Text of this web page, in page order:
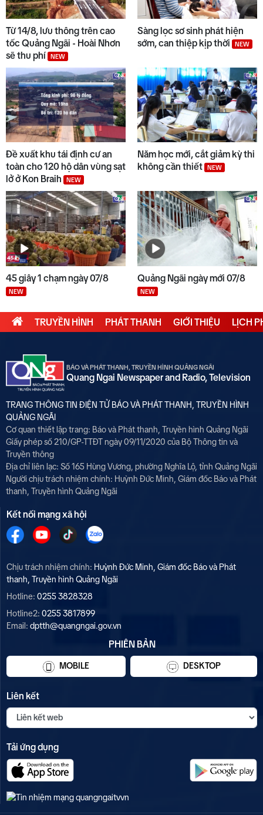
9
Bộ Y tế chấn chỉnh thu thêm
tiền khám BHYT
10
Đẩy nhanh tiến độ các dự án
trọng điểm
Từ 14/8, lưu thông trên cao
tốc Quảng Ngãi - Hoài Nhơn
sẽ thu phí
NEW
Sàng lọc sơ sinh phát hiện
sớm, can thiệp kịp thời
NEW
Đề xuất khu tái định cư an
toàn cho 120 hộ dân vùng sạt
lở ở Kon Braih
NEW
Năm học mới, cắt giảm kỳ thi
không cần thiết
NEW
45 giây 1 chạm ngày 07/8
NEW
Quảng Ngãi ngày mới 07/8
NEW
TRUYỀN HÌNH PHÁT THANH GIỚI THIỆU LỊCH
BÁO VÀ PHÁT THANH, TRUYỀN HÌNH QUẢNG NGÃI
Quang Ngai Newspaper and Radio, Television
TRANG THÔNG TIN ĐIỆN TỬ BÁO VÀ PHÁT THANH, TRUYỀN HÌNH
QUẢNG NGÃI
Cơ quan thiết lập trang: Báo và Phát thanh, Truyền hình Quảng Ngãi
Giấy phép số 210/GP-TTĐT ngày 09/11/2020 của Bộ Thông tin và
Truyền thông
Địa chỉ liên lạc: Số 165 Hùng Vương, phường Nghĩa Lộ, tỉnh Quảng Ngãi
Người chịu trách nhiệm chính: Huỳnh Đức Minh, Giám đốc Báo và Phát
thanh, Truyền hình Quảng Ngãi
Kết nối mạng xã hội
Chịu trách nhiệm chính: Huỳnh Đức Minh, Giám đốc Báo và Phát
thanh, Truyền hình Quảng Ngãi
Hotline: 0255 3828328
Hotline2: 0255 3817899
Email: dptth@quangngai.gov.vn
PHIÊN BẢN
MOBILE DESKTOP
Liên kết
Tải ứng dụng